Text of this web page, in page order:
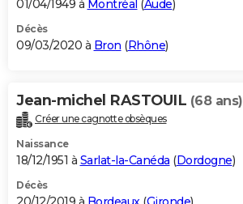
01/04/1949 à Montréal (Aude)
Décès
09/03/2020 à Bron (Rhône)
Jean-michel RASTOUIL (68 ans)
Créer une cagnotte obsèques
Naissance
18/12/1951 à Sarlat-la-Canéda (Dordogne)
Décès